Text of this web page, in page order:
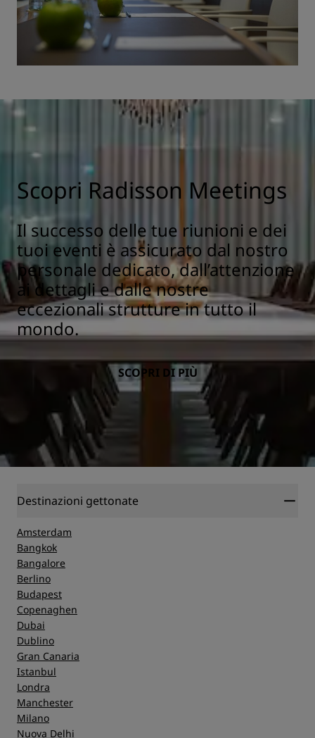
Scopri Radisson Meetings
Il successo delle tue riunioni e dei
tuoi eventi è assicurato dal nostro
personale dedicato, dall’attenzione
ai dettagli e dalle nostre
eccezionali strutture in tutto il
mondo.
SCOPRI DI PIÙ
Destinazioni gettonate
Amsterdam
Bangkok
Bangalore
Berlino
Budapest
Copenaghen
Dubai
Dublino
Gran Canaria
Istanbul
Londra
Manchester
Milano
Nuova Delhi